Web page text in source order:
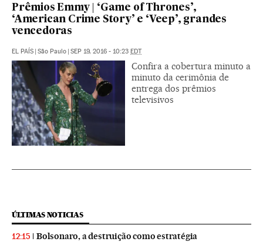
Prêmios Emmy | ‘Game of Thrones’,
‘American Crime Story’ e ‘Veep’, grandes
vencedoras
EL PAÍS | São Paulo | SEP 19, 2016 - 10:23 EDT
Confira a cobertura minuto a
minuto da cerimônia de
entrega dos prêmios
televisivos
ÚLTIMAS NOTICIAS
12:15 Bolsonaro, a destruição como estratégia